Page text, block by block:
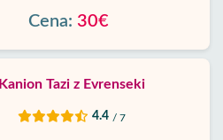
Cena: 30€
Kanion Tazi z Evrenseki
4.4 / 7